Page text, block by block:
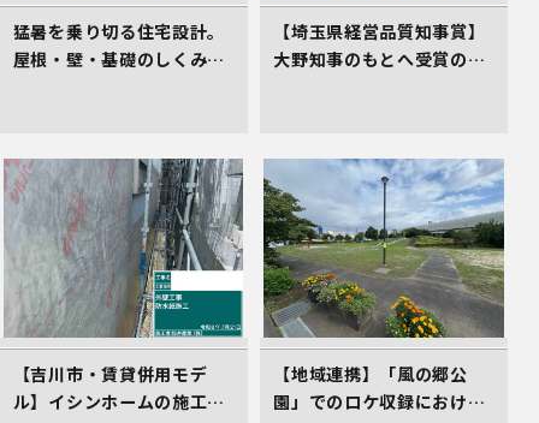
猛暑を乗り切る住宅設計。
屋根・壁・基礎のしくみが
【埼玉県経営品質知事賞】
大野知事のもとへ受賞の御
【吉川市・賃貸併用モデ
ル】イシンホームの施工現
【地域連携】「風の郷公
園」でのロケ収録における